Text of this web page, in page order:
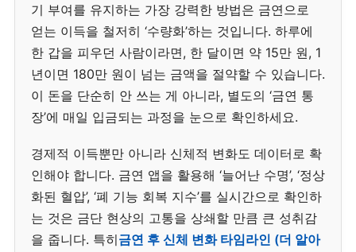
기 부여를 유지하는 가장 강력한 방법은 금연으로
얻는 이득을 철저히 ‘수량화’하는 것입니다. 하루에
한 갑을 피우던 사람이라면, 한 달이면 약 15만 원, 1
년이면 180만 원이 넘는 금액을 절약할 수 있습니다.
이 돈을 단순히 안 쓰는 게 아니라, 별도의 ‘금연 통
장’에 매일 입금되는 과정을 눈으로 확인하세요.
경제적 이득뿐만 아니라 신체적 변화도 데이터로 확
인해야 합니다. 금연 앱을 활용해 ‘늘어난 수명’, ‘정상
화된 혈압’, ‘폐 기능 회복 지수’를 실시간으로 확인하
는 것은 금단 현상의 고통을 상쇄할 만큼 큰 성취감
을 줍니다. 특히금연 후 신체 변화 타임라인 (더 알아